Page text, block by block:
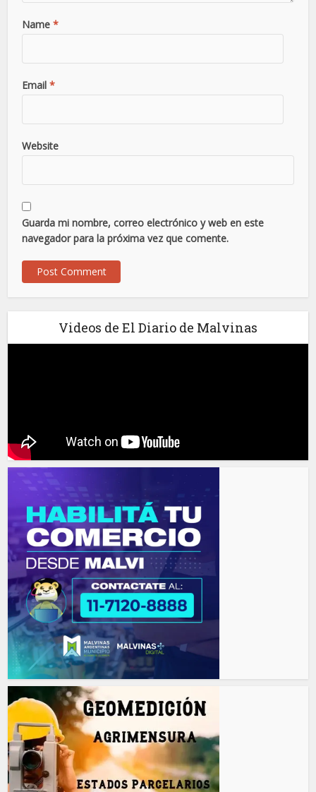
Name *
Email *
Website
Guarda mi nombre, correo electrónico y web en este
navegador para la próxima vez que comente.
Videos de El Diario de Malvinas